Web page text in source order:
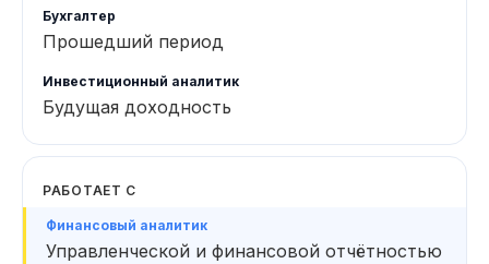
Прошедший период
Будущая доходность
РАБОТАЕТ С
Управленческой и финансовой отчётностью